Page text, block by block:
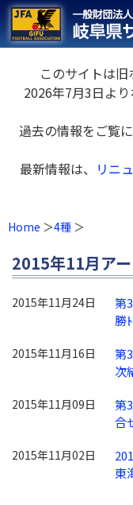
このサイトは旧
2026年7月3日よ
過去の情報をご覧
最新情報は、 リニ
Home 4種
2015年11月ア
2015年11月24日
第
勝
2015年11月16日
第
次
2015年11月09日
第
合
2015年11月02日
東